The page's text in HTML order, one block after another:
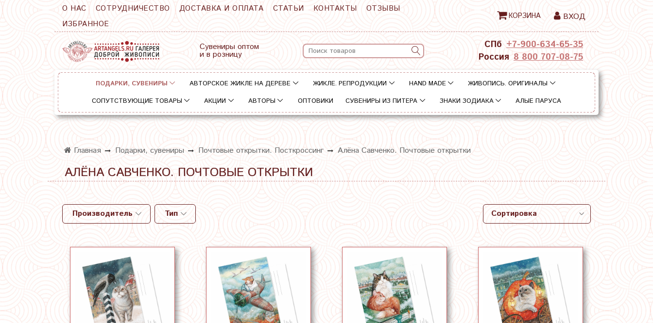
О НАС СОТРУДНИЧЕСТВО ДОСТАВКА И ОПЛАТА СТАТЬИ КОНТАКТЫ
ОТЗЫВЫ
ИЗБРАННОЕ
КОРЗИНА ВХОД
Сувениры оптом
и в розницу
СПб +7-900-634-65-35
Россия 8 800 707-08-75
ПОДАРКИ, СУВЕНИРЫ АВТОРСКОЕ ЖИКЛЕ НА ДЕРЕВЕ ЖИКЛЕ. РЕПРОДУКЦИИ HAND MADE
ЖИВОПИСЬ. ОРИГИНАЛЫ
СОПУТСТВУЮЩИЕ ТОВАРЫ
АКЦИИ АВТОРЫ ОПТОВИКИ СУВЕНИРЫ ИЗ ПИТЕРА ЗНАКИ ЗОДИАКА АЛЫЕ ПАРУСА
Главная Подарки, сувениры Почтовые открытки. Посткроссинг Алёна Савченко. Почтовые открытки
АЛЁНА САВЧЕНКО. ПОЧТОВЫЕ ОТКРЫТКИ
Производитель Тип